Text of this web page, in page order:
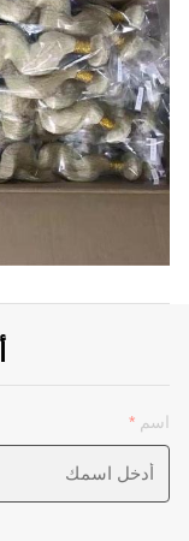
اسم *